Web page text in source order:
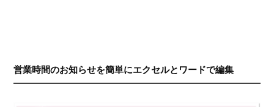
営業時間のお知らせを簡単にエクセルとワードで編集